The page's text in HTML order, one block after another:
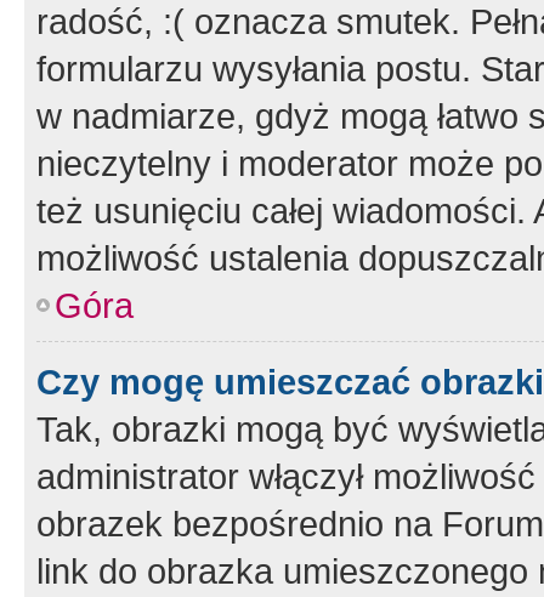
radość, :( oznacza smutek.
formularzu wysyłania postu.
w nadmiarze, gdyż mogą
nieczytelny i moderator może
też usunięciu całej
możliwość ustalenia
Góra
Czy mogę umieszczać
Tak, obrazki mogą być
administrator włączył
obrazek bezpośrednio na
link do obrazka